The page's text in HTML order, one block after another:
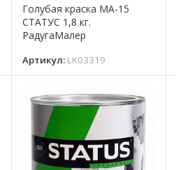
Голубая краска МА-15
СТАТУС 1,8 кг.
РадугаМалер
Артикул: LK03319